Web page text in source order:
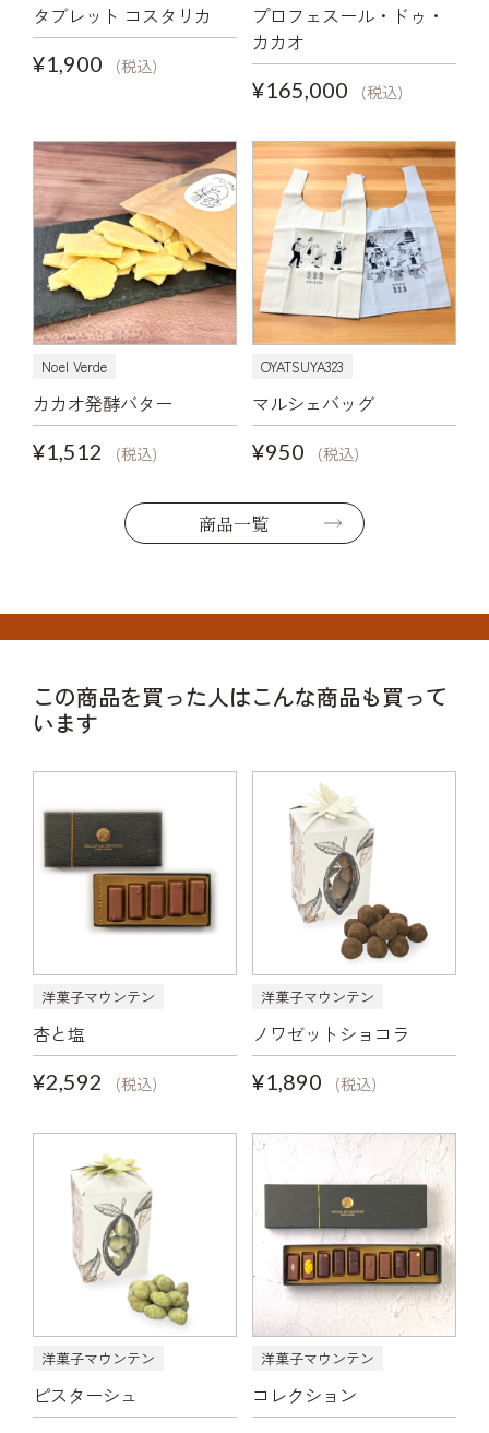
タブレット コスタリカ
¥1,900
(税込)
プロフェスール・ドゥ・
カカオ
¥165,000
(税込)
Noel Verde
カカオ発酵バター
¥1,512
(税込)
OYATSUYA323
マルシェバッグ
¥950
(税込)
商品一覧
この商品を買った人はこんな商品も買って
います
洋菓子マウンテン
杏と塩
¥2,592
(税込)
洋菓子マウンテン
ノワゼットショコラ
¥1,890
(税込)
洋菓子マウンテン
ピスターシュ
洋菓子マウンテン
コレクション